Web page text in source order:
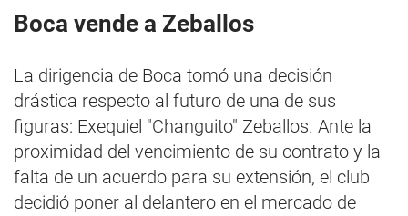
Boca vende a Zeballos
La dirigencia de Boca tomó una decisión
drástica respecto al futuro de una de sus
figuras: Exequiel "Changuito" Zeballos. Ante la
proximidad del vencimiento de su contrato y la
falta de un acuerdo para su extensión, el club
decidió poner al delantero en el mercado de